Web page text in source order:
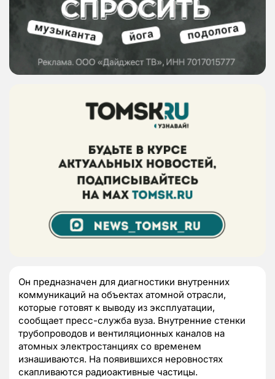
Он предназначен для диагностики внутренних
коммуникаций на объектах атомной отрасли,
которые готовят к выводу из эксплуатации,
сообщает пресс-служба вуза. Внутренние стенки
трубопроводов и вентиляционных каналов на
атомных электростанциях со временем
изнашиваются. На появившихся неровностях
скапливаются радиоактивные частицы.